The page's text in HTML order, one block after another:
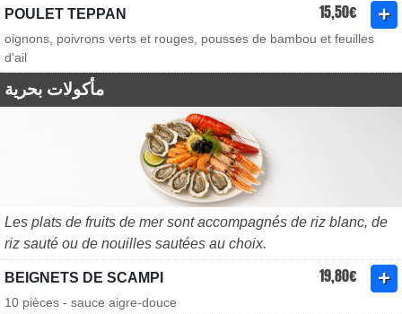
POULET TEPPAN 15,50€
oignons, poivrons verts et rouges, pousses de bambou et feuilles
d'ail
مأكولات بحرية
Les plats de fruits de mer sont accompagnés de riz blanc, de
riz sauté ou de nouilles sautées au choix.
BEIGNETS DE SCAMPI 19,80€
10 pièces - sauce aigre-douce